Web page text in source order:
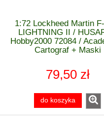
1:72 Lockheed Martin
LIGHTNING II /
Hobby2000 72084 /
Cartograf + Maski
79,50 zł
do koszyka